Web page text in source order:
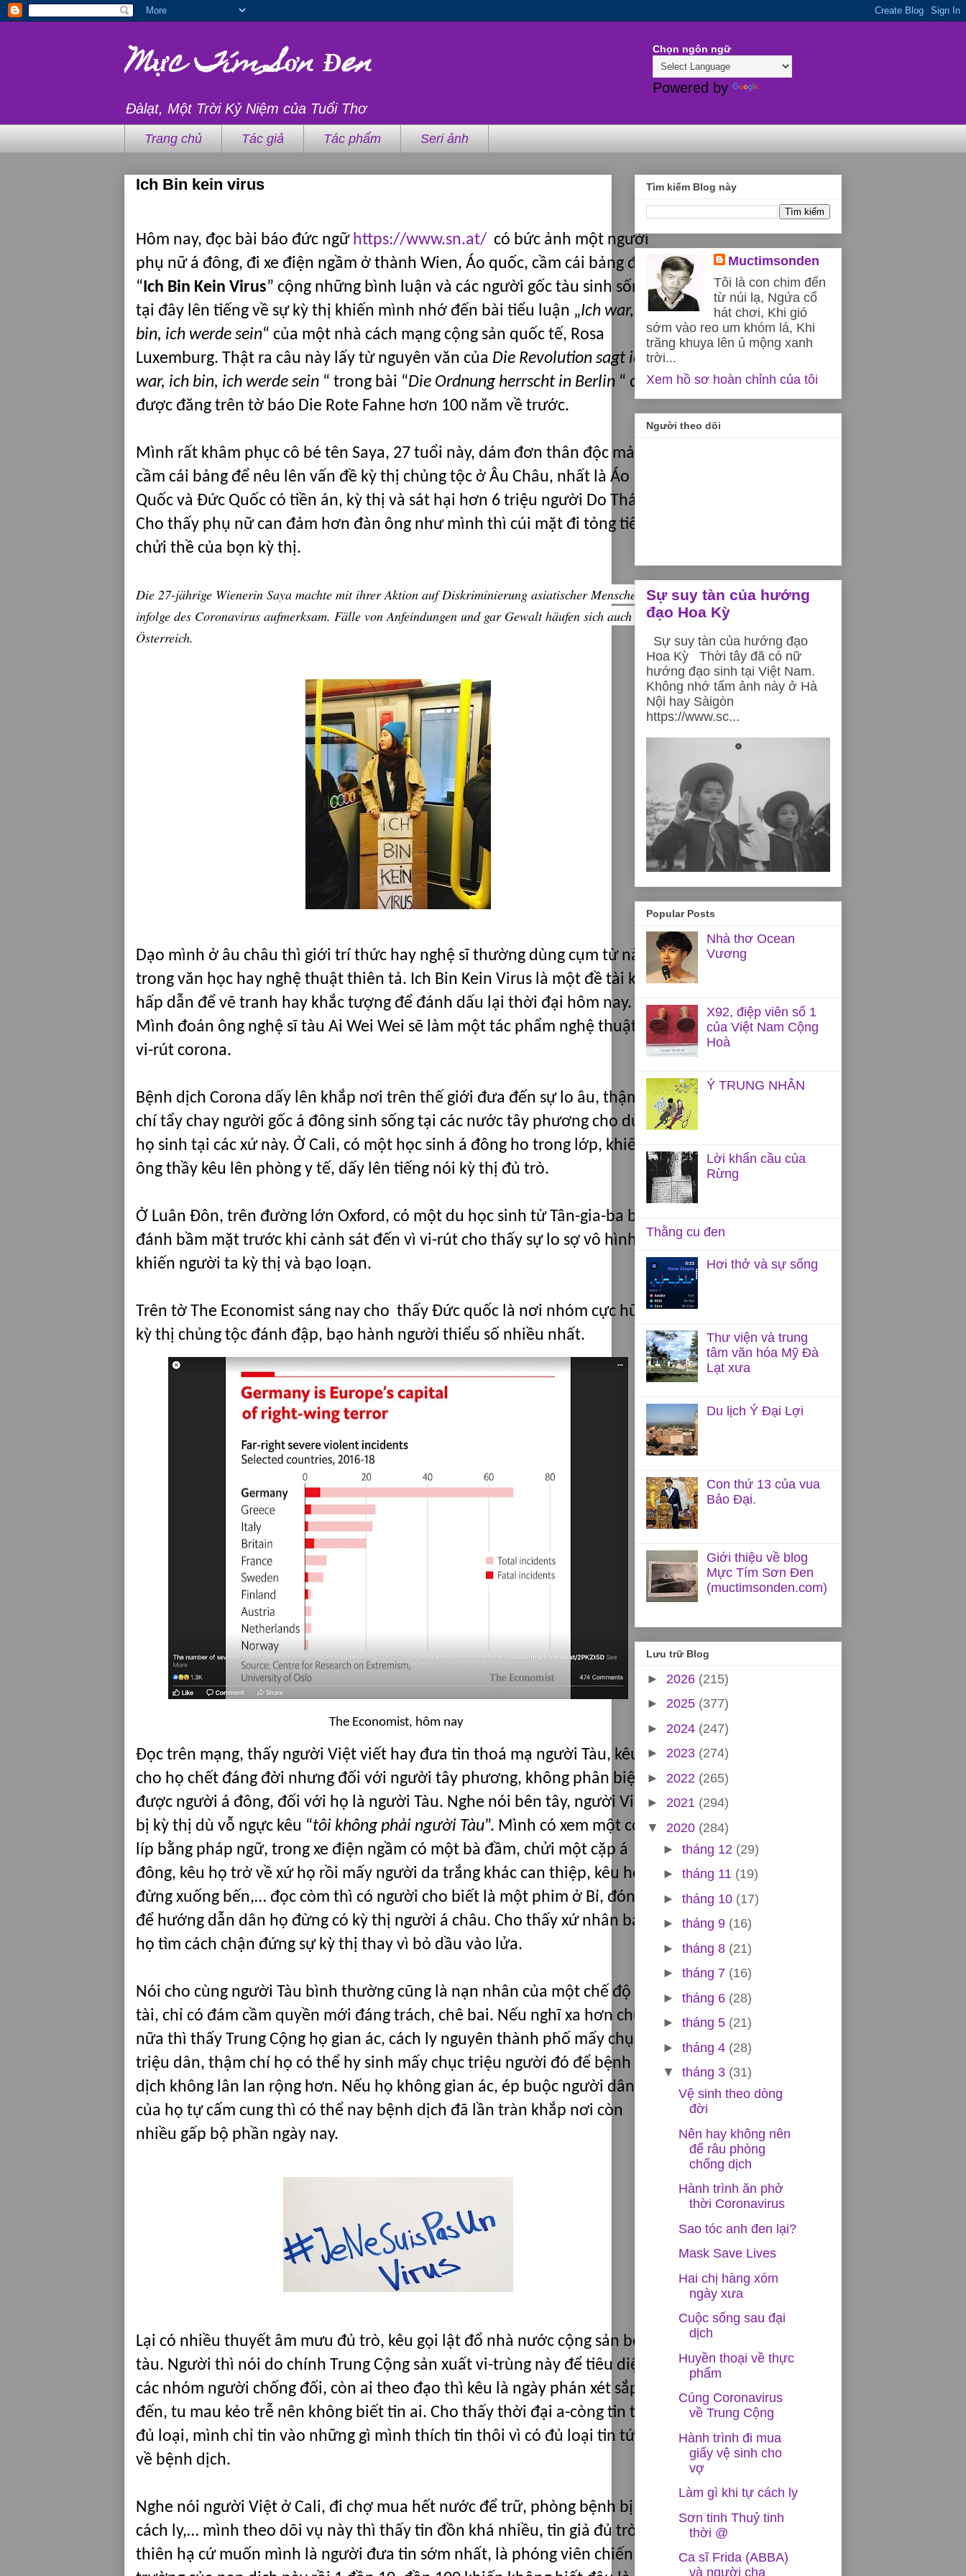
Mực Tím Sơn Đen
Đàlạt, Một Trời Kỷ Niệm của Tuổi Thơ
Chọn ngôn ngữ
Powered by
Trang chủ Tác giả Tác phẩm Seri ảnh
Ich Bin kein virus
Hôm nay, đọc bài báo đức ngữ https://www.sn.at/ có bức ảnh một người
phụ nữ á đông, đi xe điện ngầm ở thành Wien, Áo quốc, cầm cái bảng đề
“ Ich Bin Kein Virus” cộng những bình luận và các người gốc tàu sinh sống
tại đây lên tiếng về sự kỳ thị khiến mình nhớ đến bài tiểu luận „Ich war, Ich
bin, ich werde sein“ của một nhà cách mạng cộng sản quốc tế, Rosa
Luxemburg. Thật ra câu này lấy từ nguyên văn của Die Revolution sagt ich
war, ich bin, ich werde sein “ trong bài “Die Ordnung herrscht in Berlin “ đã
được đăng trên tờ báo Die Rote Fahne hơn 100 năm về trước.
Mình rất khâm phục cô bé tên Saya, 27 tuổi này, dám đơn thân độc mả,
cầm cái bảng để nêu lên vấn đề kỳ thị chủng tộc ở Âu Châu, nhất là Áo
Quốc và Đức Quốc có tiền án, kỳ thị và sát hại hơn 6 triệu người Do Thái.
Cho thấy phụ nữ can đảm hơn đàn ông như mình thì cúi mặt đi tỏng tiếng
chửi thề của bọn kỳ thị.
Die 27-jährige Wienerin Saya machte mit ihrer Aktion auf Diskriminierung asiatischer Menschen
infolge des Coronavirus aufmerksam. Fälle von Anfeindungen und gar Gewalt häufen sich auch in
Österreich.
Dạo mình ở âu châu thì giới trí thức hay nghệ sĩ thường dùng cụm từ này
trong văn học hay nghệ thuật thiên tả. Ich Bin Kein Virus là một đề tài khá
hấp dẫn để vẽ tranh hay khắc tượng để đánh dấu lại thời đại hôm nay.
Mình đoán ông nghệ sĩ tàu Ai Wei Wei sẽ làm một tác phẩm nghệ thuật về
vi-rút corona.
Bệnh dịch Corona dấy lên khắp nơi trên thế giới đưa đến sự lo âu, thậm
chí tẩy chay người gốc á đông sinh sống tại các nước tây phương cho dù
họ sinh tại các xứ này. Ở Cali, có một học sinh á đông ho trong lớp, khiến
ông thầy kêu lên phòng y tế, dấy lên tiếng nói kỳ thị đủ trò.
Ở Luân Đôn, trên đường lớn Oxford, có một du học sinh từ Tân-gia-ba bị
đánh bầm mặt trước khi cảnh sát đến vì vi-rút cho thấy sự lo sợ vô hình sẽ
khiến người ta kỳ thị và bạo loạn.
Trên tờ The Economist sáng nay cho thấy Đức quốc là nơi nhóm cực hữu
kỳ thị chủng tộc đánh đập, bạo hành người thiểu số nhiều nhất.
The Economist, hôm nay
Đọc trên mạng, thấy người Việt viết hay đưa tin thoá mạ người Tàu, kêu
cho họ chết đáng đời nhưng đối với người tây phương, không phân biệt
được người á đông, đối với họ là người Tàu. Nghe nói bên tây, người Việt
bị kỳ thị dù vỗ ngực kêu “tôi không phải người Tàu”. Mình có xem một cơ-
líp bằng pháp ngữ, trong xe điện ngầm có một bà đầm, chửi một cặp á
đông, kêu họ trở về xứ họ rồi mấy người da trắng khác can thiệp, kêu họ
đừng xuống bến,… đọc còm thì có người cho biết là một phim ở Bỉ, đóng
để hướng dẫn dân họ đừng có kỳ thị người á châu. Cho thấy xứ nhân bản,
họ tìm cách chận đứng sự kỳ thị thay vì bỏ dầu vào lửa.
Nói cho cùng người Tàu bình thường cũng là nạn nhân của một chế độ độc
tài, chỉ có đám cầm quyền mới đáng trách, chê bai. Nếu nghĩ xa hơn chút
nữa thì thấy Trung Cộng họ gian ác, cách ly nguyên thành phố mấy chục
triệu dân, thậm chí họ có thể hy sinh mấy chục triệu người đó để bệnh
dịch không lân lan rộng hơn. Nếu họ không gian ác, ép buộc người dân
của họ tự cấm cung thì có thể nay bệnh dịch đã lần tràn khắp nơi còn
nhiều gấp bộ phần ngày nay.
Lại có nhiều thuyết âm mưu đủ trò, kêu gọi lật đổ nhà nước cộng sản bên
tàu. Người thì nói do chính Trung Cộng sản xuất vi-trùng này để tiêu diệt
các nhóm người chống đối, còn ai theo đạo thì kêu là ngày phán xét sắp
đến, tu mau kẻo trễ nên không biết tin ai. Cho thấy thời đại a-còng tin tức
đủ loại, mình chỉ tin vào những gì mình thích tin thôi vì có đủ loại tin tức
về bệnh dịch.
Nghe nói người Việt ở Cali, đi chợ mua hết nước để trữ, phòng bệnh bị
cách ly,… mình theo dõi vụ này thì thấy tin đồn khá nhiều, tin giả đủ trò và
thiên hạ cứ muốn mình là người đưa tin sớm nhất, là phóng viên chiến
Tìm kiếm Blog này
Muctimsonden
Tôi là con chim đến
từ núi lạ, Ngứa cổ
hát chơi, Khi gió
sớm vào reo um khóm lá, Khi
trăng khuya lên ủ mộng xanh
trời...
Xem hồ sơ hoàn chỉnh của tôi
Người theo dõi
Sự suy tàn của hướng
đạo Hoa Kỳ
Sự suy tàn của hướng đạo
Hoa Kỳ Thời tây đã có nữ
hướng đạo sinh tại Việt Nam.
Không nhớ tấm ảnh này ở Hà
Nội hay Sàigòn
https://www.sc...
Popular Posts
Nhà thơ Ocean
Vương
X92, điệp viên số 1
của Việt Nam Cộng
Hoà
Ý TRUNG NHÂN
Lời khẩn cầu của
Rừng
Thằng cu đen
Hơi thở và sự sống
Thư viện và trung
tâm văn hóa Mỹ Đà
Lạt xưa
Du lịch Ý Đại Lợi
Con thứ 13 của vua
Bảo Đại.
Giới thiệu về blog
Mực Tím Sơn Đen
(muctimsonden.com)
Lưu trữ Blog
► 2026 (215)
► 2025 (377)
► 2024 (247)
► 2023 (274)
► 2022 (265)
► 2021 (294)
▼ 2020 (284)
► tháng 12 (29)
► tháng 11 (19)
► tháng 10 (17)
► tháng 9 (16)
► tháng 8 (21)
► tháng 7 (16)
► tháng 6 (28)
► tháng 5 (21)
► tháng 4 (28)
▼ tháng 3 (31)
Vệ sinh theo dòng
đời
Nên hay không nên
để râu phòng
chống dịch
Hành trình ăn phở
thời Coronavirus
Sao tóc anh đen lại?
Mask Save Lives
Hai chị hàng xóm
ngày xưa
Cuộc sống sau đại
dịch
Huyền thoại về thực
phẩm
Cúng Coronavirus
về Trung Cộng
Hành trình đi mua
giấy vệ sinh cho
vợ
Làm gì khi tự cách ly
Sơn tinh Thuỷ tinh
thời @
Ca sĩ Frida (ABBA)
và người cha